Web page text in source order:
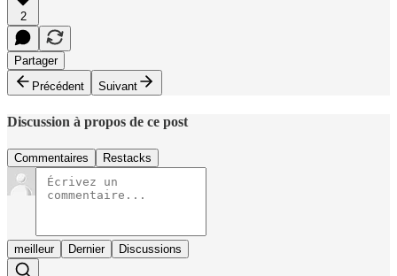
2
Partager
Précédent
Suivant
Discussion à propos de ce post
Commentaires Restacks
meilleur Dernier Discussions